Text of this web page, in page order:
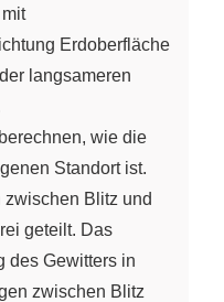
Erdoberfläche
langsameren
wie die
Standort ist.
Blitz und
geteilt. Das
des Gewitters in
zwischen Blitz